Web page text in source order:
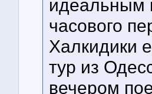
идеальным
часового
Халкидики
тур из
вечером